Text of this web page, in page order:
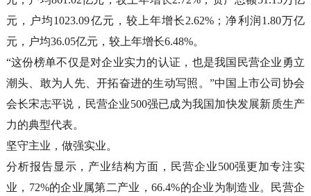
元，户均1023.09亿元，较上年增长2.62%；净利润1.80万亿
元，户均36.05亿元，较上年增长6.48%。
“这份榜单不仅是对企业实力的认证，也是我国民营企业勇立
潮头、敢为人先、开拓奋进的生动写照。”中国上市公司协会
会长宋志平说，民营企业500强已成为我国加快发展新质生产
力的典型代表。
坚守主业，做强实业。
分析报告显示，产业结构方面，民营企业500强更加专注实
业，72%的企业属第二产业，66.4%的企业为制造业。民营企